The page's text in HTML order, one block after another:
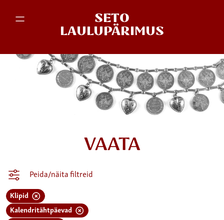
SETO
LAULUPÄRIMUS
VAATA
Peida/näita filtreid
Klipid
Kalendritähtpäevad